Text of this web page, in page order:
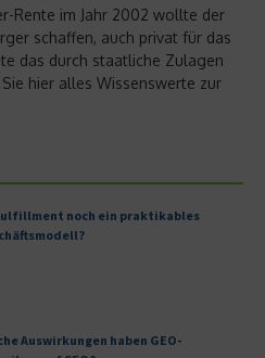
Rente im Jahr 2002 wollte der
schaffen, auch privat für das
das durch staatliche Zulagen
hier alles Wissenswerte zur
noch ein praktikables
Auswirkungen haben GEO-